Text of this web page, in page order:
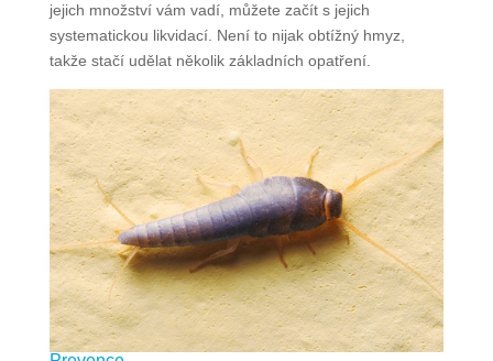
jejich množství vám vadí, můžete začít s jejich
systematickou likvidací. Není to nijak obtížný hmyz,
takže stačí udělat několik základních opatření.